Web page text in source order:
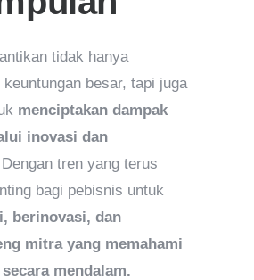
tidak hanya
keuntungan besar, tapi juga
menciptakan dampak
inovasi dan
Dengan tren yang terus
bagi pebisnis untuk
berinovasi, dan
mitra yang memahami
mendalam.